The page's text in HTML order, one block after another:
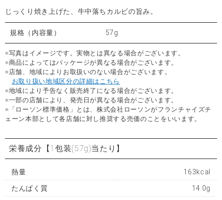
じっくり焼き上げた、牛中落ちカルビの旨み。
規格（内容量） 57g
※写真はイメージです。実物とは異なる場合がございます。
※商品によってはパッケージが異なる場合がございます。
※店舗、地域によりお取扱いのない場合がございます。
お取り扱い地域区分の詳細はこちら
※地域により予告なく販売終了になる場合がございます。
※一部の店舗により、発売日が異なる場合がございます。
※「ローソン標準価格」とは、株式会社ローソンがフランチャイズチ
ェーン本部として各店舗に対し推奨する売価のことをいいます。
栄養成分 【1包装(57g)当たり】
熱量 163kcal
たんぱく質 14.0g